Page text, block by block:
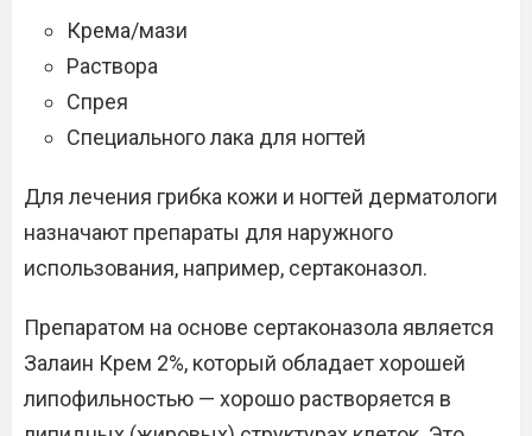
Крема/мази
Раствора
Спрея
Специального лака для ногтей
Для лечения грибка кожи и ногтей дерматологи
назначают препараты для наружного
использования, например, сертаконазол.
Препаратом на основе сертаконазола является
Залаин Крем 2%, который обладает хорошей
липофильностью — хорошо растворяется в